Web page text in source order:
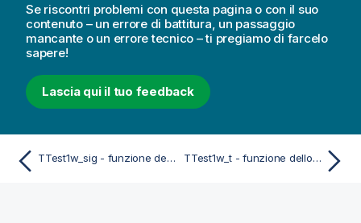
Se riscontri problemi con questa pagina o con il suo
contenuto – un errore di battitura, un passaggio
mancante o un errore tecnico – ti pregiamo di farcelo
sapere!
Lascia qui il tuo feedback
TTest1w_sig - funzione dello script e del grafico TTest1w_t - funzione dello script e del grafico